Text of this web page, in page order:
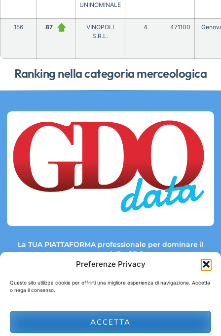
Preferenze Privacy
Questo sito utilizza cookie per offrirti una migliore esperienza di navigazione. Accetta
o nega il consenso.
ACCETTA
Ranking nella categoria merceologica
UNINOMINALE
156 87
VINOPOLI
S.R.L.
4 471100
La TUA PIATTAFORMA professionale per dominare il
mercato della GDO.
Link rapidi:
abbonamenti@gdodata.it